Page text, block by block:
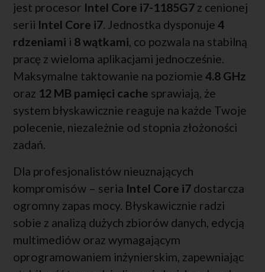
jest procesor Intel Core i7-1185G7 z cenionej
serii Intel Core i7. Jednostka dysponuje 4
rdzeniami i 8 wątkami, co pozwala na stabilną
pracę z wieloma aplikacjami jednocześnie.
Maksymalne taktowanie na poziomie 4.8 GHz
oraz 12 MB pamięci cache sprawiają, że
system błyskawicznie reaguje na każde Twoje
polecenie, niezależnie od stopnia złożoności
zadań.
Dla profesjonalistów nieuznających
kompromisów – seria Intel Core i7 dostarcza
ogromny zapas mocy. Błyskawicznie radzi
sobie z analizą dużych zbiorów danych, edycją
multimediów oraz wymagającym
oprogramowaniem inżynierskim, zapewniając